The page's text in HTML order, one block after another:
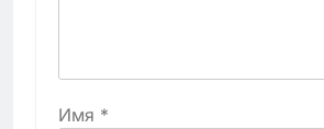
Имя *